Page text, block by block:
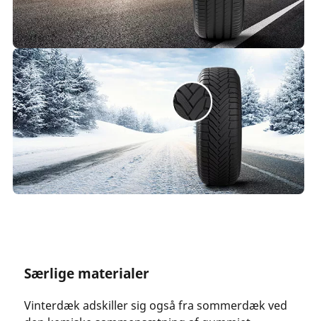
Særlige materialer
Vinterdæk adskiller sig også fra sommerdæk ved